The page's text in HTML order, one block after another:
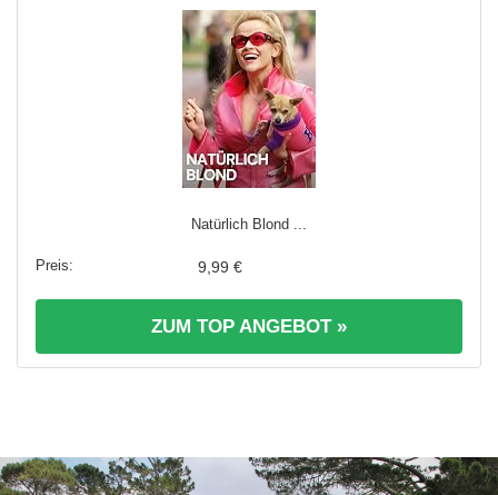
Natürlich Blond ...
9,99 €
ZUM TOP ANGEBOT »